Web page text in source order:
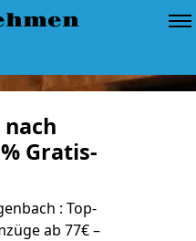
Gratis-
: Top-
ab 77€ –